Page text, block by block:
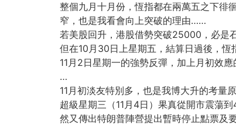
整個九月十月份，恆指都在兩萬五之下徘
窄，也是我看會向上突破的理由……
若美股回升，港股借勢突破25000，必是
但在10月30日上星期五，結算日過後，
11月2日星期一的強勢反彈，加上月初效
…
11月初淡友特別多，也是我博大升的考量原
超級星期三（11月4日）果真從開市震蕩
然又傳出特朗普陣營提出暫時停止點票及